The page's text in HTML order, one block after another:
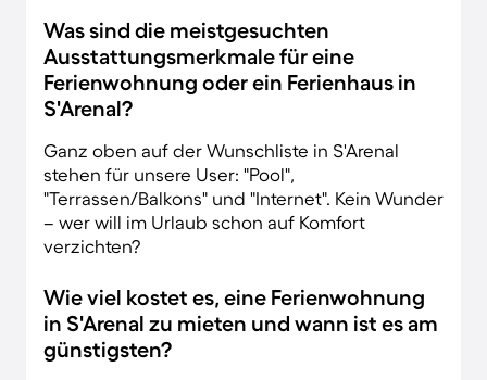
Was sind die meistgesuchten
Ausstattungsmerkmale für eine
Ferienwohnung oder ein Ferienhaus in
S'Arenal?
Ganz oben auf der Wunschliste in S'Arenal
stehen für unsere User: "Pool",
"Terrassen/Balkons" und "Internet". Kein Wunder
– wer will im Urlaub schon auf Komfort
verzichten?
Wie viel kostet es, eine Ferienwohnung
in S'Arenal zu mieten und wann ist es am
günstigsten?